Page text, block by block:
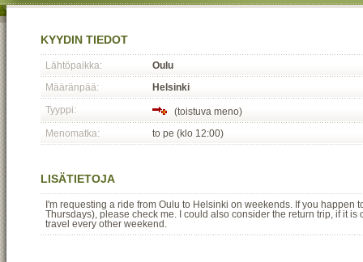
KYYDIN TIEDOT
Lähtöpaikka:
Oulu
Määränpää:
Helsinki
Tyyppi:
(toistuva meno)
Menomatka:
to pe (klo 12:00)
LISÄTIETOJA
I'm requesting a ride from Oulu to Helsinki on weekends. If you happen
Thursdays), please check me. I could also consider the return trip, if it is
travel every other weekend.